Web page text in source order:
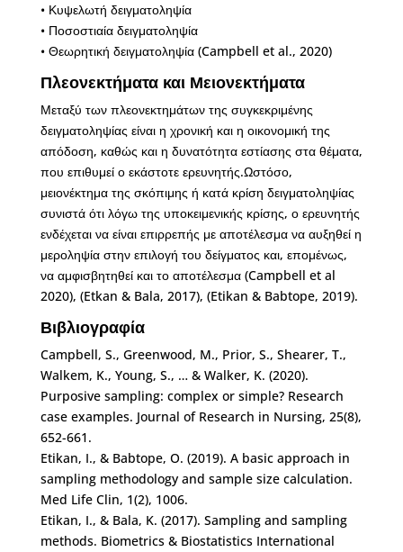
• Κυψελωτή δειγματοληψία
• Ποσοστιαία δειγματοληψία
• Θεωρητική δειγματοληψία (Campbell et al., 2020)
Πλεονεκτήματα και Μειονεκτήματα
Μεταξύ των πλεονεκτημάτων της συγκεκριμένης
δειγματοληψίας είναι η χρονική και η οικονομική της
απόδοση, καθώς και η δυνατότητα εστίασης στα θέματα,
που επιθυμεί ο εκάστοτε ερευνητής.Ωστόσο,
μειονέκτημα της σκόπιμης ή κατά κρίση δειγματοληψίας
συνιστά ότι λόγω της υποκειμενικής κρίσης, ο ερευνητής
ενδέχεται να είναι επιρρεπής με αποτέλεσμα να αυξηθεί η
μεροληψία στην επιλογή του δείγματος και, επομένως,
να αμφισβητηθεί και το αποτέλεσμα (Campbell et al
2020), (Etkan & Bala, 2017), (Etikan & Babtope, 2019).
Βιβλιογραφία
Campbell, S., Greenwood, M., Prior, S., Shearer, T.,
Walkem, K., Young, S., … & Walker, K. (2020).
Purposive sampling: complex or simple? Research
case examples. Journal of Research in Nursing, 25(8),
652-661.
Etikan, I., & Babtope, O. (2019). A basic approach in
sampling methodology and sample size calculation.
Med Life Clin, 1(2), 1006.
Etikan, I., & Bala, K. (2017). Sampling and sampling
methods. Biometrics & Biostatistics International